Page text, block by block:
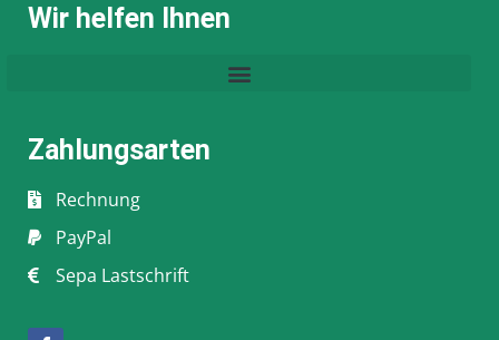
Wir helfen Ihnen
Zahlungsarten
Rechnung
PayPal
Sepa Lastschrift